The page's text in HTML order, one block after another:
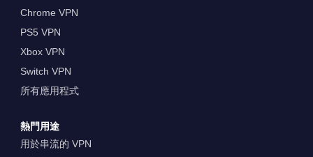
Chrome VPN
PS5 VPN
Xbox VPN
Switch VPN
所有應用程式
熱門用途
用於串流的 VPN